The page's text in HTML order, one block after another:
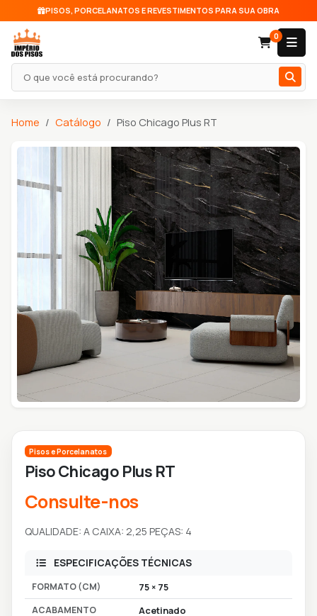
PISOS, PORCELANATOS E REVESTIMENTOS PARA SUA OBRA
Pesquisar produto
0
Home Catálogo Piso Chicago Plus RT
Pisos e Porcelanatos
Piso Chicago Plus RT
Consulte-nos
QUALIDADE: A CAIXA: 2,25 PEÇAS: 4
ESPECIFICAÇÕES TÉCNICAS
FORMATO (CM) 75 × 75
ACABAMENTO Acetinado